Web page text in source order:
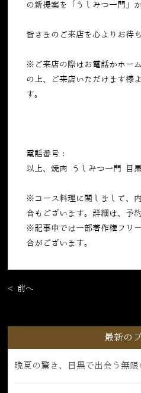
の新提案を「うしみつ一門」
皆さまのご来店を心よりお待
※ご来店の際はお電話かホー
の上、ご来店いただけます様
す。
電話番号：
以上、焼肉 うしみつ一門 目
※コース料理に関しまして、
合もございます。詳細は、予
※記事中では一部著作権フリ
合がございます。
< 前へ
最新の
晩夏の驚き、目黒で出会う無